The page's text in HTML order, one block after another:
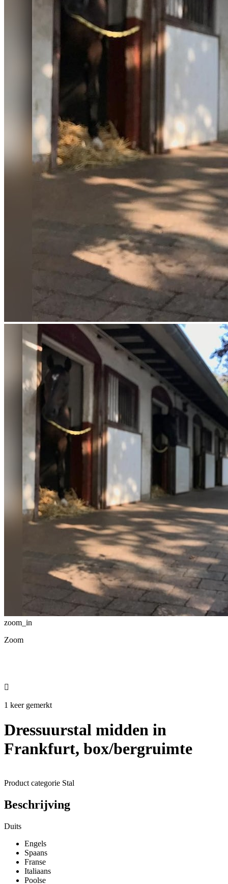
zoom_in
Zoom

1 keer gemerkt
Dressuurstal midden in
Frankfurt, box/bergruimte
Product categorie Stal
Beschrijving
Duits
Engels
Spaans
Franse
Italiaans
Poolse